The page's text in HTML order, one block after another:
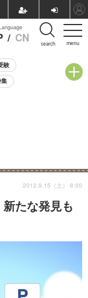
menu
/ CN search
験
集
新たな発見も
2012.9.15（土） 8:00